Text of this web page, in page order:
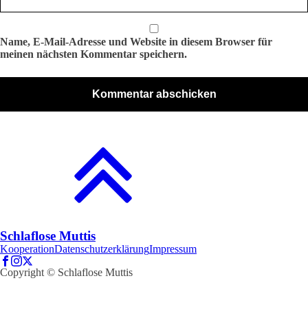
Name, E-Mail-Adresse und Website in diesem Browser für
meinen nächsten Kommentar speichern.
Schlaflose Muttis
KooperationDatenschutzerklärungImpressum
Copyright © Schlaflose Muttis